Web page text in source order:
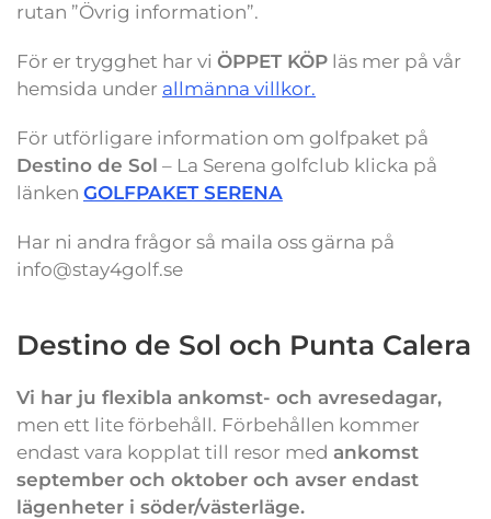
rutan ”Övrig information”.
För er trygghet har vi ÖPPET KÖP läs mer på vår
hemsida under allmänna villkor.
För utförligare information om golfpaket på
Destino de Sol – La Serena golfclub klicka på
länken GOLFPAKET SERENA
Har ni andra frågor så maila oss gärna på
info@stay4golf.se
Destino de Sol och Punta Calera
Vi har ju flexibla ankomst- och avresedagar,
men ett lite förbehåll. Förbehållen kommer
endast vara kopplat till resor med ankomst
september och oktober och avser endast
lägenheter i söder/västerläge.